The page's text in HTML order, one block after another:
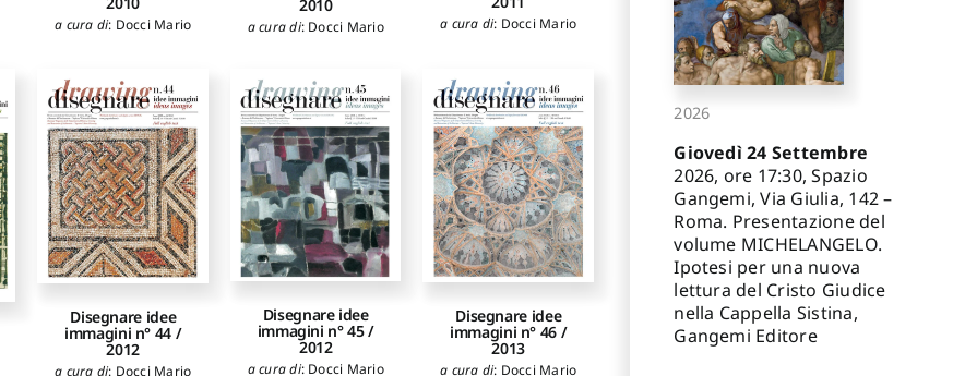
a cura di: Docci Mario
2010
a cura di: Docci Mario a cura di: Docci Mario
Disegnare idee
immagini n° 44 /
2012
a cura di: Docci Mario
Disegnare idee
immagini n° 45 /
2012
a cura di: Docci Mario
Disegnare idee
immagini n° 46 /
2013
a cura di: Docci Mario
2026
Giovedì 24 Settembre
2026, ore 17:30, Spazio
Gangemi, Via Giulia, 142 –
Roma. Presentazione del
volume MICHELANGELO.
Ipotesi per una nuova
lettura del Cristo Giudice
nella Cappella Sistina,
Gangemi Editore